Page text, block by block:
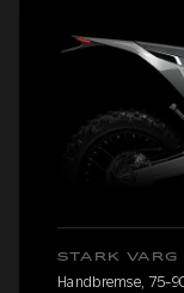
STARK VARG
Handbremse, 75-